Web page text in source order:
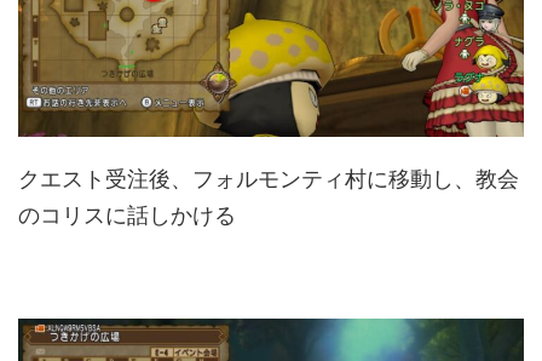
クエスト受注後、フォルモンティ村に移動し、教会
のコリスに話しかける